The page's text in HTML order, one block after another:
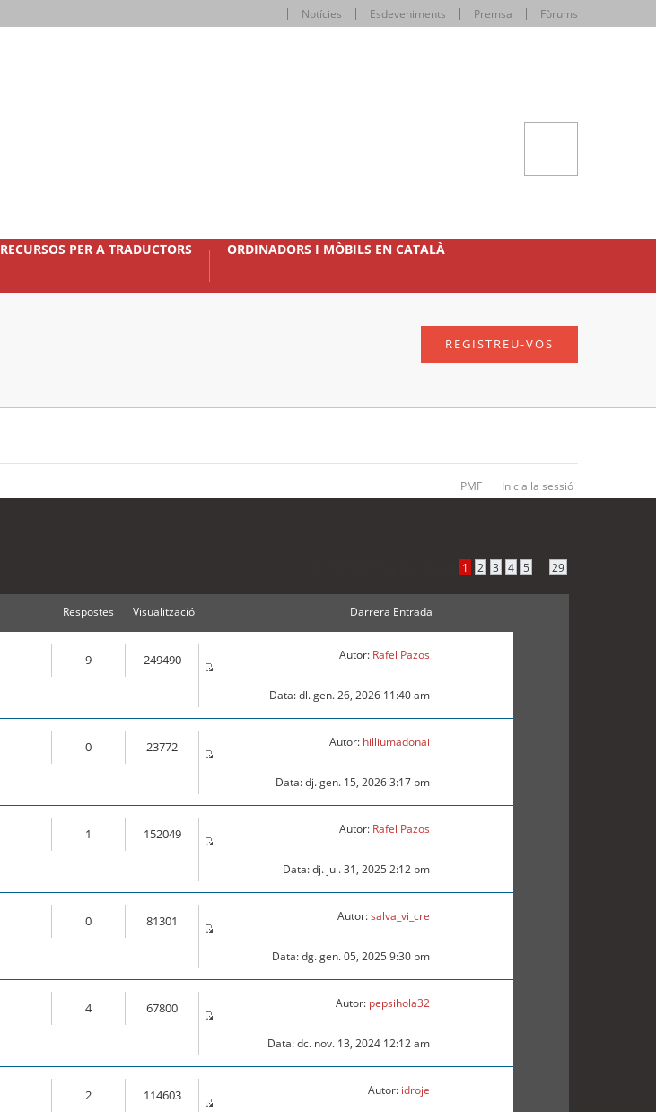
Notícies Esdeveniments Premsa Fòrums
RECURSOS PER A TRADUCTORS ORDINADORS I MÒBILS EN CATALÀ
REGISTREU-VOS
PMF Inicia la sessió
1 2 3 4 5 29
Respostes Visualització Darrera Entrada
9 249490 Autor: Rafel Pazos
Data: dl. gen. 26, 2026 11:40 am
0 23772 Autor: hilliumadonai
Data: dj. gen. 15, 2026 3:17 pm
1 152049 Autor: Rafel Pazos
Data: dj. jul. 31, 2025 2:12 pm
0 81301 Autor:salva_vi_cre
Data: dg. gen. 05, 2025 9:30 pm
4 67800 Autor: pepsihola32
Data: dc. nov. 13, 2024 12:12 am
2 114603 Autor: idroje